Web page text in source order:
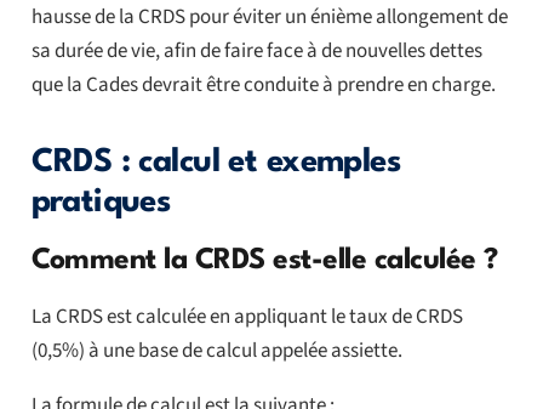
hausse de la CRDS pour éviter un énième allongement de
sa durée de vie, afin de faire face à de nouvelles dettes
que la Cades devrait être conduite à prendre en charge.
CRDS : calcul et exemples
pratiques
Comment la CRDS est-elle calculée ?
La CRDS est calculée en appliquant le taux de CRDS
(0,5%) à une base de calcul appelée assiette.